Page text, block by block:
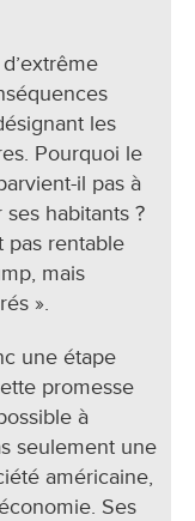
les
Pourquoi le
il pas à
habitants ?
pas rentable
mais
».
une étape
promesse
à
seulement une
américaine,
Ses